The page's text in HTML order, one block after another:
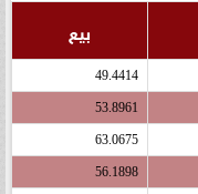
بيع
49.4414
53.8961
63.0675
56.1898